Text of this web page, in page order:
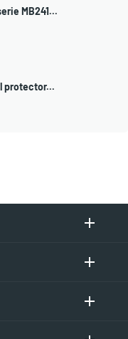
MB241...
protector...